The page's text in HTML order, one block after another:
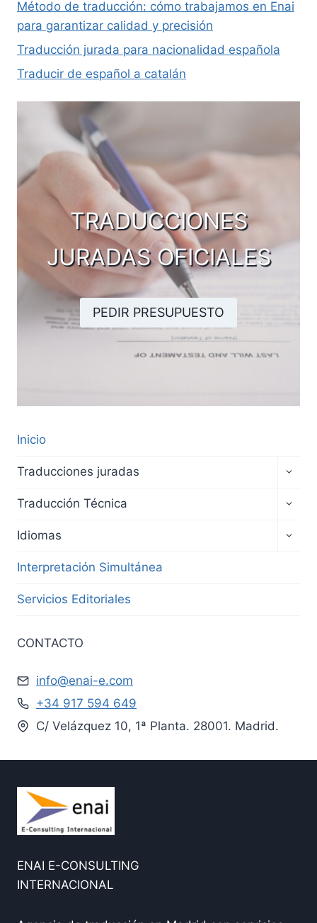
Método de traducción: cómo trabajamos en Enai
para garantizar calidad y precisión
Traducción jurada para nacionalidad española
Traducir de español a catalán
TRADUCCIONES
JURADAS OFICIALES
PEDIR PRESUPUESTO
Inicio
Traducciones juradas
Traducción Técnica
Idiomas
Interpretación Simultánea
Servicios Editoriales
CONTACTO
info@enai-e.com
+34 917 594 649
C/ Velázquez 10, 1ª Planta. 28001. Madrid.
ENAI E-CONSULTING
INTERNACIONAL